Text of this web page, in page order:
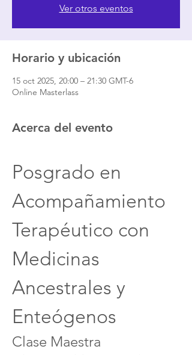
Ver otros eventos
Horario y ubicación
15 oct 2025, 20:00 – 21:30 GMT-6
Online Masterlass
Acerca del evento
Posgrado en
Acompañamiento
Terapéutico con
Medicinas
Ancestrales y
Enteógenos
Clase Maestra